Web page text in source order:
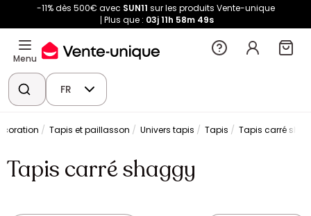
-11% dès 500€ avec SUN11 sur les produits Vente-unique
Plus que : 03j 11h 58m 49s
Menu
FR
Tapis et paillasson Univers tapis Tapis Tapis carré
Tapis carré shaggy